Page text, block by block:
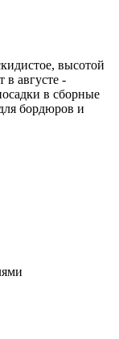
высотой
в августе -
в сборные
бордюров и